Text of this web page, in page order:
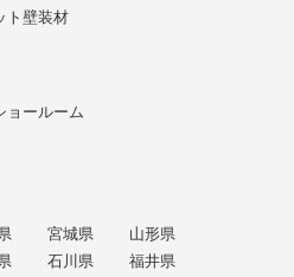
ト壁装材
ョールーム
宮城県
山形県
石川県
福井県